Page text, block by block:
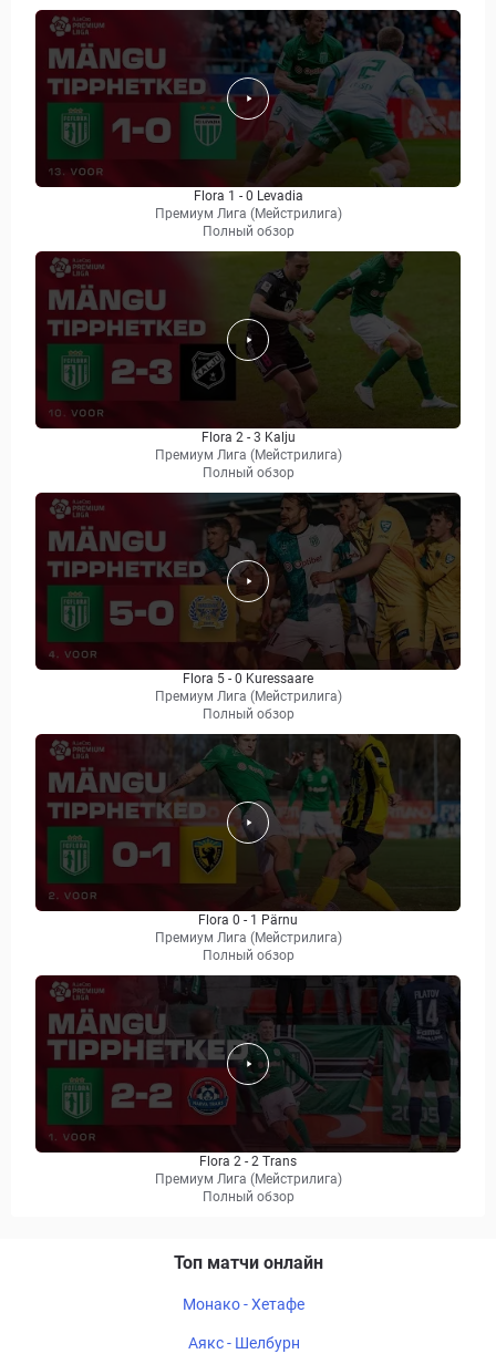
Flora 1 - 0 Levadia
Премиум Лига (Мейстрилига)
Полный обзор
Flora 2 - 3 Kalju
Премиум Лига (Мейстрилига)
Полный обзор
Flora 5 - 0 Kuressaare
Премиум Лига (Мейстрилига)
Полный обзор
Flora 0 - 1 Pärnu
Премиум Лига (Мейстрилига)
Полный обзор
Flora 2 - 2 Trans
Премиум Лига (Мейстрилига)
Полный обзор
Топ матчи онлайн
Монако - Хетафе
Аякс - Шелбурн